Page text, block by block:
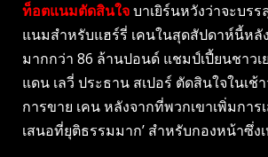
ท็อตแนมตัดสินใจบาเยิร์นหวังว่าจะบร
แนมสำหรับแฮร์รี่ เคนในสุดสัปดาห์นี้หลั
มากกว่า 86 ล้านปอนด์ แชมป์เปี้ยนชาว
แดน เลวี่ ประธาน สเปอร์ ตัดสินใจในเช้
การขาย เคน หลังจากที่พวกเขาเพิ่มการ
เสนอที่ยุติธรรมมาก’ สำหรับกองหน้าซึ่